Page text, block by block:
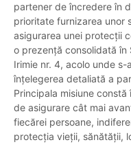
partener de încredere în
prioritate furnizarea unor
asigurarea unei protecții
o prezență consolidată în
Irimie nr. 4, acolo unde
înțelegerea detaliată a
Principala misiune
de asigurare cât mai
fiecărei persoane,
protecția vieții, sănătății,